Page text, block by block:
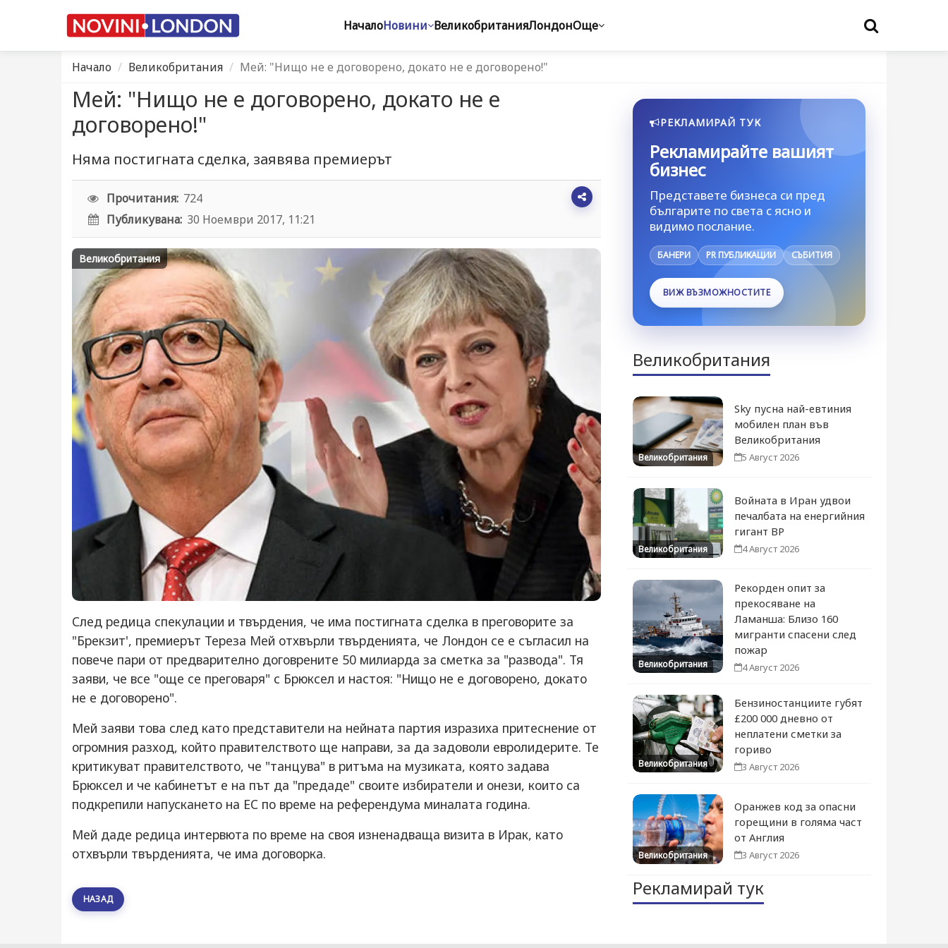
НачалоНовини ВеликобританияЛондонОще
Начало Великобритания Мей: "Нищо не е договорено, докато не е договорено!"
Мей: "Нищо не е договорено, докато не е
договорено!"
Няма постигната сделка, заявява премиерът
Прочитания: 724
Публикувана: 30 Ноември 2017, 11:21
Великобритания
След редица спекулации и твърдения, че има постигната сделка в преговорите за
"Брекзит', премиерът Тереза Мей отхвърли твърденията, че Лондон се е съгласил на
повече пари от предварително договрените 50 милиарда за сметка за "развода". Тя
заяви, че все "още се преговаря" с Брюксел и настоя: "Нищо не е договорено, докато
не е договорено".
Мей заяви това след като представители на нейната партия изразиха притеснение от
огромния разход, който правителството ще направи, за да задоволи евролидерите. Те
критикуват правителството, че "танцува" в ритъма на музиката, която задава
Брюксел и че кабинетът е на път да "предаде" своите избиратели и онези, които са
подкрепили напускането на ЕС по време на референдума миналата година.
Мей даде редица интервюта по време на своя изненадваща визита в Ирак, като
отхвърли твърденията, че има договорка.
НАЗАД
РЕКЛАМИРАЙ ТУК
Рекламирайте вашият
бизнес
Представете бизнеса си пред
българите по света с ясно и
видимо послание.
БАНЕРИ PR ПУБЛИКАЦИИ СЪБИТИЯ
ВИЖ ВЪЗМОЖНОСТИТЕ
Великобритания
Великобритания
Sky пусна най-евтиния
мобилен план във
Великобритания
5 Август 2026
Великобритания
Войната в Иран удвои
печалбата на енергийния
гигант BP
4 Август 2026
Великобритания
Рекорден опит за
прекосяване на
Ламанша: Близо 160
мигранти спасени след
пожар
4 Август 2026
Великобритания
Бензиностанциите губят
£200 000 дневно от
неплатени сметки за
гориво
3 Август 2026
Великобритания
Оранжев код за опасни
горещини в голяма част
от Англия
3 Август 2026
Рекламирай тук